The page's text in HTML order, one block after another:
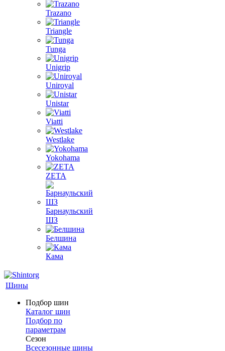
Trazano
Triangle
Tunga
Unigrip
Uniroyal
Unistar
Viatti
Westlake
Yokohama
ZETA
Барнаульский
ШЗ
Белшина
Кама
Шины
Подбор шин
Каталог шин
Подбор по
параметрам
Сезон
Всесезонные шины